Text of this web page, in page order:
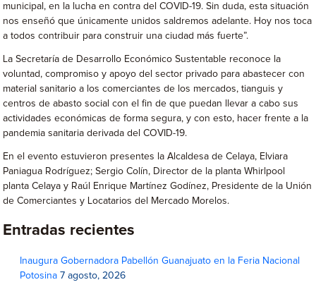
municipal, en la lucha en contra del COVID-19. Sin duda, esta situación
nos enseñó que únicamente unidos saldremos adelante. Hoy nos toca
a todos contribuir para construir una ciudad más fuerte”.
La Secretaría de Desarrollo Económico Sustentable reconoce la
voluntad, compromiso y apoyo del sector privado para abastecer con
material sanitario a los comerciantes de los mercados, tianguis y
centros de abasto social con el fin de que puedan llevar a cabo sus
actividades económicas de forma segura, y con esto, hacer frente a la
pandemia sanitaria derivada del COVID-19.
En el evento estuvieron presentes la Alcaldesa de Celaya, Elviara
Paniagua Rodríguez; Sergio Colín, Director de la planta Whirlpool
planta Celaya y Raúl Enrique Martínez Godínez, Presidente de la Unión
de Comerciantes y Locatarios del Mercado Morelos.
Entradas recientes
Inaugura Gobernadora Pabellón Guanajuato en la Feria Nacional
Potosina 7 agosto, 2026